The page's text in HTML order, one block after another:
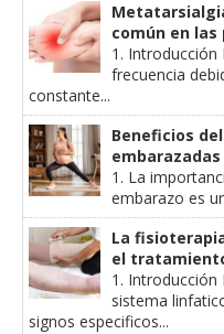
común en las
1. Introducción
frecuencia
constante...
Beneficios
embarazadas
1. La
embarazo es
La
el
1. Introducción
sistema
signos especificos...